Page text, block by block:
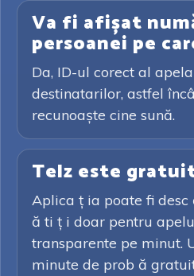
Va fi afișat
persoanei pe
Da, ID-ul corect al
destinatarilor, astfel
recunoaște cine sună.
Telz este
Aplica ț ia poate fi
ă ti ț i doar pentru
transparente pe minut.
minute de prob ă